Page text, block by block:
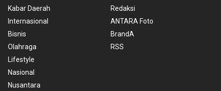
Kabar Daerah
Internasional
Bisnis
Olahraga
Lifestyle
Nasional
Nusantara
Redaksi
ANTARA Foto
BrandA
RSS